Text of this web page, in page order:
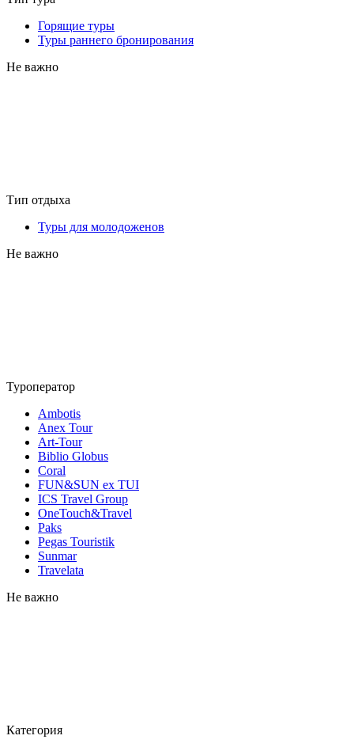
Горящие туры
Туры раннего бронирования
Не важно
Тип отдыха
Туры для молодоженов
Не важно
Туроператор
Ambotis
Anex Tour
Art-Tour
Biblio Globus
Coral
FUN&SUN ex TUI
ICS Travel Group
OneTouch&Travel
Paks
Pegas Touristik
Sunmar
Travelata
Не важно
Категория